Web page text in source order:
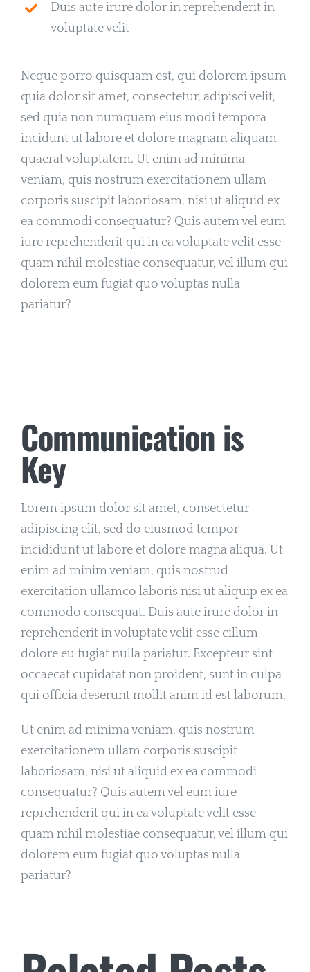
Duis aute irure dolor in reprehenderit in
voluptate velit
Neque porro quisquam est, qui dolorem ipsum
quia dolor sit amet, consectetur, adipisci velit,
sed quia non numquam eius modi tempora
incidunt ut labore et dolore magnam aliquam
quaerat voluptatem. Ut enim ad minima
veniam, quis nostrum exercitationem ullam
corporis suscipit laboriosam, nisi ut aliquid ex
ea commodi consequatur? Quis autem vel eum
iure reprehenderit qui in ea voluptate velit esse
quam nihil molestiae consequatur, vel illum qui
dolorem eum fugiat quo voluptas nulla
pariatur?
Communication is
Key
Lorem ipsum dolor sit amet, consectetur
adipiscing elit, sed do eiusmod tempor
incididunt ut labore et dolore magna aliqua. Ut
enim ad minim veniam, quis nostrud
exercitation ullamco laboris nisi ut aliquip ex ea
commodo consequat. Duis aute irure dolor in
reprehenderit in voluptate velit esse cillum
dolore eu fugiat nulla pariatur. Excepteur sint
occaecat cupidatat non proident, sunt in culpa
qui officia deserunt mollit anim id est laborum.
Ut enim ad minima veniam, quis nostrum
exercitationem ullam corporis suscipit
laboriosam, nisi ut aliquid ex ea commodi
consequatur? Quis autem vel eum iure
reprehenderit qui in ea voluptate velit esse
quam nihil molestiae consequatur, vel illum qui
dolorem eum fugiat quo voluptas nulla
pariatur?